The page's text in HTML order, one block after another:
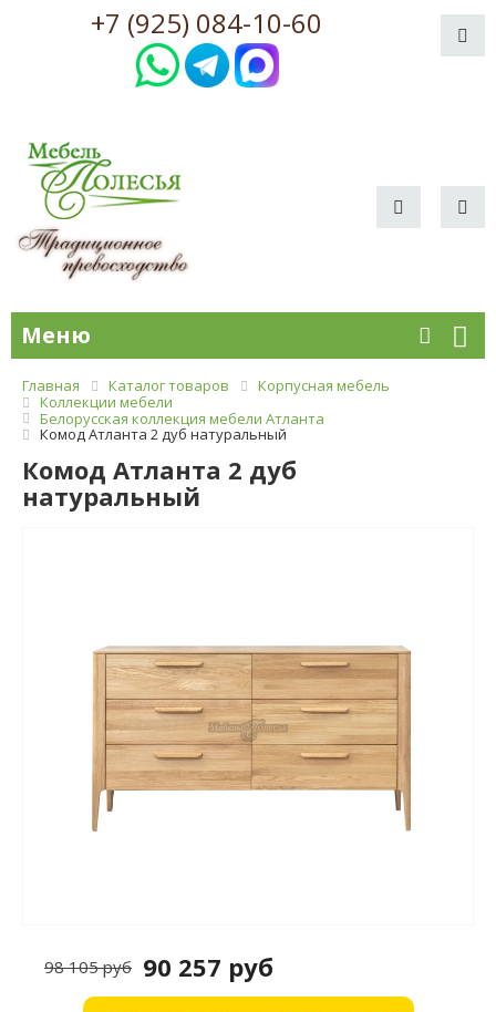
+7 (925) 084-10-60
Меню
Главная Каталог товаров
Корпусная мебель
Коллекции мебели
Белорусская коллекция мебели Атланта
Комод Атланта 2 дуб натуральный
Комод Атланта 2 дуб
натуральный
90 257 руб
98 105 руб